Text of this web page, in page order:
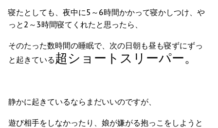
寝たとしても、夜中に5～6時間かかって寝かしつけ、や
っと2～3時間寝てくれたと思ったら、
そのたった数時間の睡眠で、次の日朝も昼も寝ずにずっ
と起きている超ショートスリーパー。
静かに起きているならまだいいのですが、
遊び相手をしなかったり、娘が嫌がる抱っこをしようと